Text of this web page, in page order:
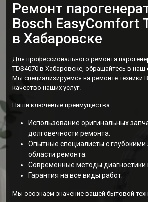
Ремонт
Bosch EasyComfort
в Хабаровске
Для профессионального ремонта
TDS4070 в Хабаровске, обращайтесь в наш
Мы специализируемся на ремонте техники
качество наших услуг.
Наши ключевые преимущества:
Использование оригинальных
долговечности ремонта.
Опытные специалисты с глубокими
области ремонта.
Современные методы диагностики
Гарантия на все виды работ.
Мы осознаем значение вашей бытовой